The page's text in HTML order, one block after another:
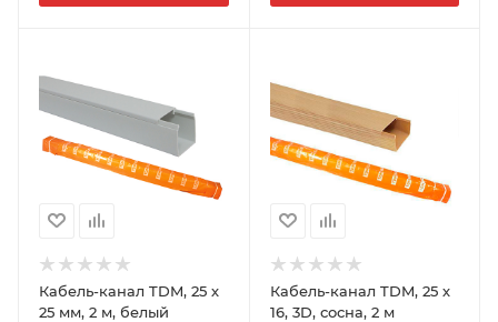
Кабель-канал TDM, 25 х
25 мм, 2 м, белый
Кабель-канал TDM, 25 х
16, 3D, сосна, 2 м